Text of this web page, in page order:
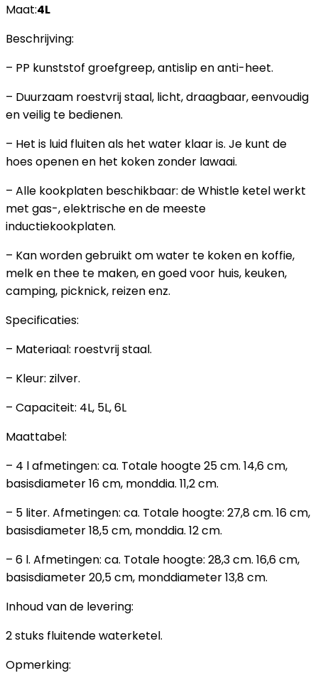
Maat:4L
Beschrijving:
– PP kunststof groefgreep, antislip en anti-heet.
– Duurzaam roestvrij staal, licht, draagbaar, eenvoudig
en veilig te bedienen.
– Het is luid fluiten als het water klaar is. Je kunt de
hoes openen en het koken zonder lawaai.
– Alle kookplaten beschikbaar: de Whistle ketel werkt
met gas-, elektrische en de meeste
inductiekookplaten.
– Kan worden gebruikt om water te koken en koffie,
melk en thee te maken, en goed voor huis, keuken,
camping, picknick, reizen enz.
Specificaties:
– Materiaal: roestvrij staal.
– Kleur: zilver.
– Capaciteit: 4L, 5L, 6L
Maattabel:
– 4 l afmetingen: ca. Totale hoogte 25 cm. 14,6 cm,
basisdiameter 16 cm, monddia. 11,2 cm.
– 5 liter. Afmetingen: ca. Totale hoogte: 27,8 cm. 16 cm,
basisdiameter 18,5 cm, monddia. 12 cm.
– 6 l. Afmetingen: ca. Totale hoogte: 28,3 cm. 16,6 cm,
basisdiameter 20,5 cm, monddiameter 13,8 cm.
Inhoud van de levering:
2 stuks fluitende waterketel.
Opmerking: